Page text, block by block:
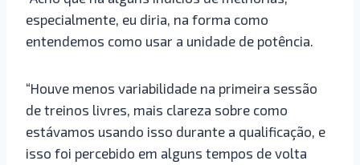
especialmente, eu diria, na forma como
entendemos como usar a unidade de potência.
“Houve menos variabilidade na primeira sessão
de treinos livres, mais clareza sobre como
estávamos usando isso durante a qualificação, e
isso foi percebido em alguns tempos de volta